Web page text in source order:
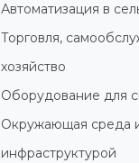
Автоматизация в
Торговля,
хозяйство
Оборудование для
Окружающая среда
инфраструктурой